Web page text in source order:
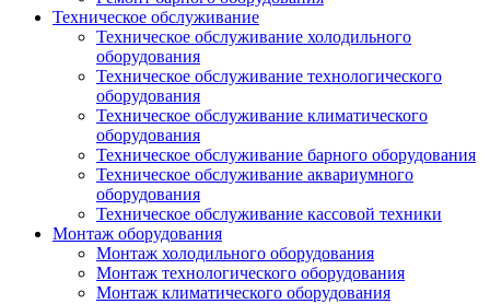
Техническое обслуживание
Техническое обслуживание холодильного
оборудования
Техническое обслуживание технологического
оборудования
Техническое обслуживание климатического
оборудования
Техническое обслуживание барного оборудования
Техническое обслуживание аквариумного
оборудования
Техническое обслуживание кассовой техники
Монтаж оборудования
Монтаж холодильного оборудования
Монтаж технологического оборудования
Монтаж климатического оборудования